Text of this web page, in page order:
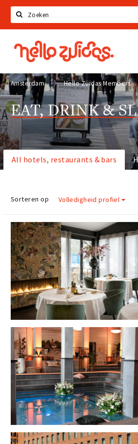
Zoeken
Hello
Zuidas
Amsterdam Hello Zuidas Members
EAT, DRINK &
All hotels, restaurants & bars
Sorteren op Volledigheid profiel